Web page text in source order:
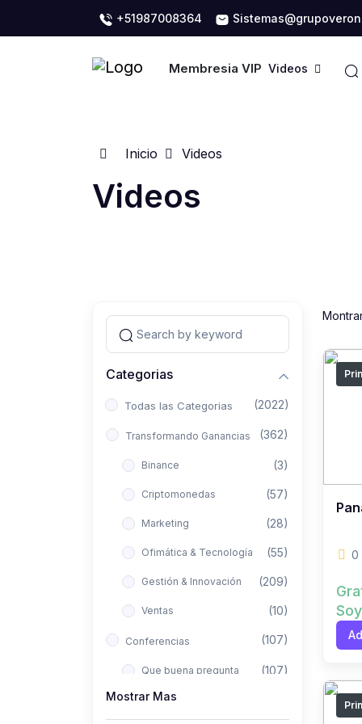
+51987008364
Membresia VIP Videos
Inicio Videos
Videos
Categorias
Todas las Categorias (2022)
Transformando Ganancias (362)
Binance (3)
Criptomonedas (57)
Marketing (28)
Ofimática & Tecnología (55)
Gestión & Innovación (209)
Ventas (10)
Conferencias (107)
Que buena pregunta (107)
Aló Asesor
Mostrar Mas
0